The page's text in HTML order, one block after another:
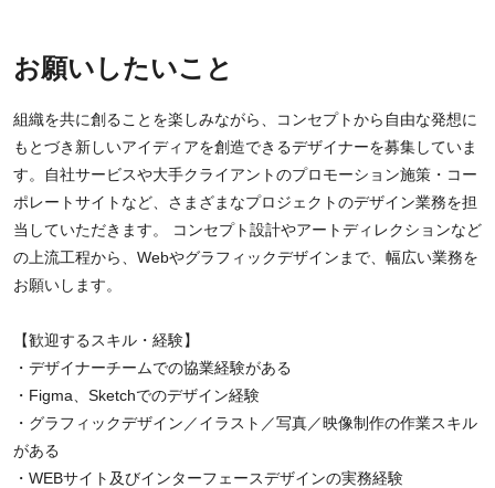
お願いしたいこと
組織を共に創ることを楽しみながら、コンセプトから自由な発想に
もとづき新しいアイディアを創造できるデザイナーを募集していま
す。自社サービスや大手クライアントのプロモーション施策・コー
ポレートサイトなど、さまざまなプロジェクトのデザイン業務を担
当していただきます。 コンセプト設計やアートディレクションなど
の上流工程から、Webやグラフィックデザインまで、幅広い業務を
お願いします。
【歓迎するスキル・経験】
・デザイナーチームでの協業経験がある
・Figma、Sketchでのデザイン経験
・グラフィックデザイン／イラスト／写真／映像制作の作業スキル
がある
・WEBサイト及びインターフェースデザインの実務経験